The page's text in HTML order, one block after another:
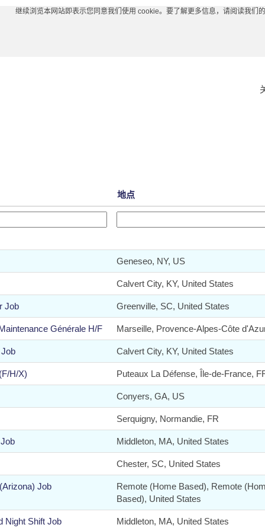
继续浏览本网站即表示您同意我们使用 cookie。要了解更多信息，请阅读我们的
地点
Geneseo, NY, US
Calvert City, KY, United States
Job Greenville, SC, United States
Générale H/F Marseille, Provence-Alpes-Côte
Calvert City, KY, United States
H/X) Puteaux La Défense, Île-de-France,
Conyers, GA, US
Serquigny, Normandie, FR
Middleton, MA, United States
Chester, SC, United States
Job
Remote (Home Based), Remote
Based), United States
Night Shift Job Middleton, MA, United States